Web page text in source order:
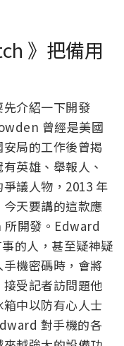
》把備用
介紹一下開發
曾經是美國
局的工作後曾揭
英雄、舉報人、
議人物，2013 年
天要講的這款應
開發。Edward
的人，甚至疑神疑
機密碼時，會將
受記者訪問題他
中以防有心人士
對手機的各